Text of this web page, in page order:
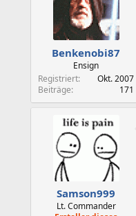
Benkenobi87
Ensign
Registriert
Okt. 2007
Beiträge
171
Samson999
Lt. Commander